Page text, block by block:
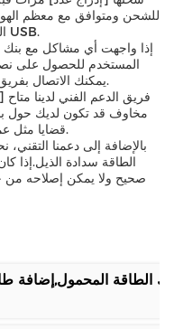
اللوحية والأجهزة الأخرى التي تعمل بالطاقة USB.
إذا واجهت أي مشاكل مع بنك
المستخدم للحصول على
يمكنك الاتصال بفريق الدعم الفني لدينا للحصول على المساعدة.
فريق الدعم الفني لدينا
مخاوف قد تكون لديك حول
قضايا مثل عمر البطارية،شحن، التوافق، وأكثر من ذلك.
بالإضافة إلى دعمنا
الطاقة سدادة
صحيح ولا يمكن إصلاحه من
الطاقة المحمول,إضافة